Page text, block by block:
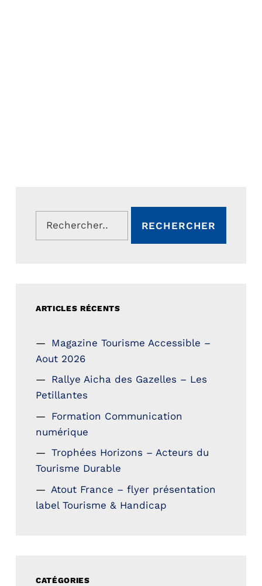
Rechercher :
ARTICLES RÉCENTS
Magazine Tourisme Accessible –
Aout 2026
Rallye Aicha des Gazelles – Les
Petillantes
Formation Communication
numérique
Trophées Horizons – Acteurs du
Tourisme Durable
Atout France – flyer présentation
label Tourisme & Handicap
CATÉGORIES